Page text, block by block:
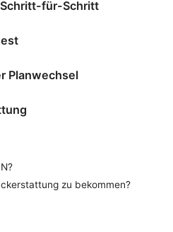
für-Schritt
Planwechsel
zu bekommen?